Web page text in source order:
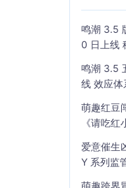
鸣潮 3.5
0 日上线
鸣潮 3.5
线 效应体
萌趣红豆
《请吃
爱意催生
Y 系列监
萌趣跨界